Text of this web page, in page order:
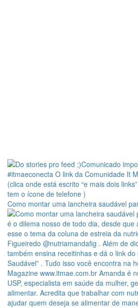
Como montar uma lancheira saudável